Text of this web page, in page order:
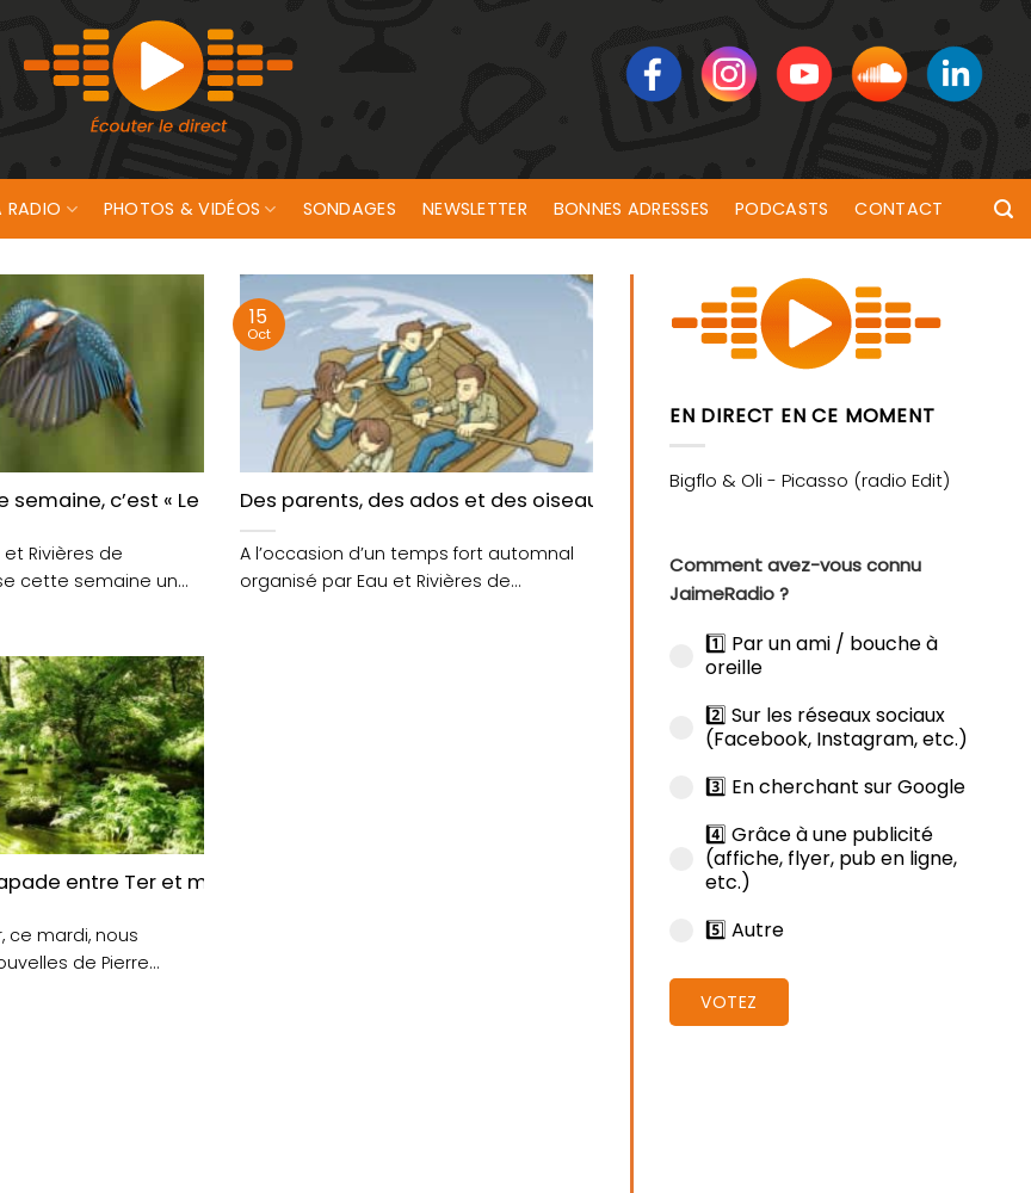
RADIO PHOTOS & VIDÉOS SONDAGES NEWSLETTER BONNES ADRESSES PODCASTS CONTACT
sur JAIME Radio !
semaine, c’est « Le Temps des Oiseaux », avec Eau et Rivières de Bretagne
et Rivières de
cette semaine un
Des parents, des ados et des oiseaux, cette semaine dans Grand Large !
A l’occasion d’un temps fort automnal
organisé par Eau et Rivières de
15
Oct
entre Ter et mer, cette semaine, sur JAIME Radio !
ce mardi, nous
de Pierre
EN DIRECT EN CE MOMENT
Comment avez-vous connu
JaimeRadio ?
1️⃣ Par un ami / bouche à
oreille
2️⃣ Sur les réseaux sociaux
(Facebook, Instagram, etc.)
3️⃣ En cherchant sur Google
4️⃣ Grâce à une publicité
(affiche, flyer, pub en ligne,
etc.)
5️⃣ Autre
VOTEZ